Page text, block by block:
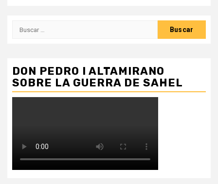
Buscar:
DON PEDRO I ALTAMIRANO
SOBRE LA GUERRA DE SAHEL